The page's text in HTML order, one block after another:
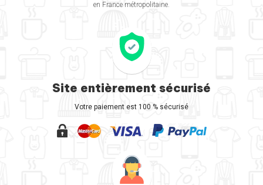
en France métropolitaine.
Site entièrement sécurisé
Votre paiement est 100 % sécurisé